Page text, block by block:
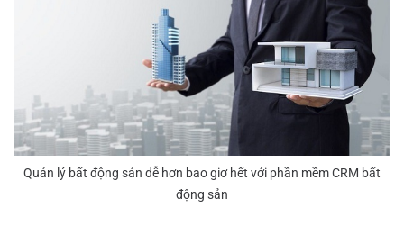
Quản lý bất động sản dễ hơn bao giơ hết với phần mềm CRM bất
động sản